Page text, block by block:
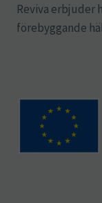
Reviva erbjuder
förebyggande